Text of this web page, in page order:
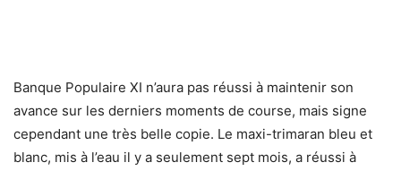
Banque Populaire XI n’aura pas réussi à maintenir son
avance sur les derniers moments de course, mais signe
cependant une très belle copie. Le maxi-trimaran bleu et
blanc, mis à l’eau il y a seulement sept mois, a réussi à